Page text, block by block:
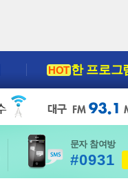
HOT한 프로그
문자 참여방
#0931